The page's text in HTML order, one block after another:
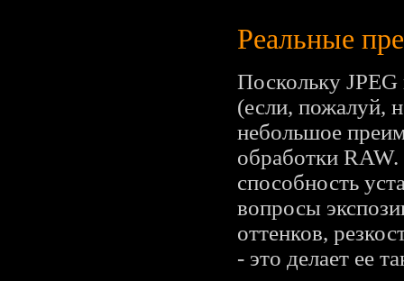
Реальные
Поскольку
(если, пожалуй,
небольшое
обработки
способность
вопросы
оттенков,
- это делает ее